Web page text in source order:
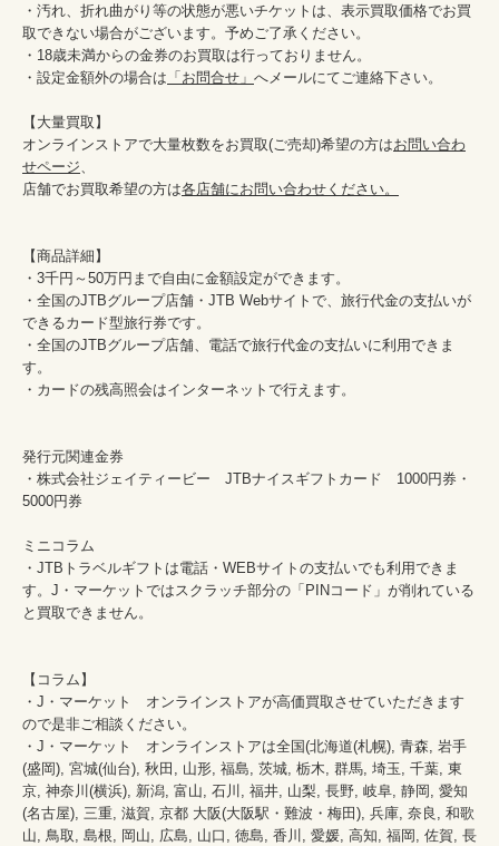
・汚れ、折れ曲がり等の状態が悪いチケットは、表示買取価格でお買
取できない場合がございます。予めご了承ください。
・18歳未満からの金券のお買取は行っておりません。
・設定金額外の場合は 「お問合せ」 へメールにてご連絡下さい。
【大量買取】
オンラインストアで大量枚数をお買取(ご売却)希望の方はお問い合わ
せページ、
店舗でお買取希望の方は各店舗にお問い合わせください。
【商品詳細】
・3千円～50万円まで自由に金額設定ができます。
・全国のJTBグループ店舗・JTB Webサイトで、旅行代金の支払いが
できるカード型旅行券です。
・全国のJTBグループ店舗、電話で旅行代金の支払いに利用できま
す。
・カードの残高照会はインターネットで行えます。
発行元関連金券
・株式会社ジェイティービー　JTBナイスギフトカード　1000円券・
5000円券
ミニコラム
・JTBトラベルギフトは電話・WEBサイトの支払いでも利用できま
す。J・マーケットではスクラッチ部分の「PINコード」が削れている
と買取できません。
【コラム】
・J・マーケット　オンラインストアが高価買取させていただきます
ので是非ご相談ください。
・J・マーケット　オンラインストアは全国(北海道(札幌), 青森, 岩手
(盛岡), 宮城(仙台), 秋田, 山形, 福島, 茨城, 栃木, 群馬, 埼玉, 千葉, 東
京, 神奈川(横浜), 新潟, 富山, 石川, 福井, 山梨, 長野, 岐阜, 静岡, 愛知
(名古屋), 三重, 滋賀, 京都 大阪(大阪駅・難波・梅田), 兵庫, 奈良, 和歌
山, 鳥取, 島根, 岡山, 広島, 山口, 徳島, 香川, 愛媛, 高知, 福岡, 佐賀, 長